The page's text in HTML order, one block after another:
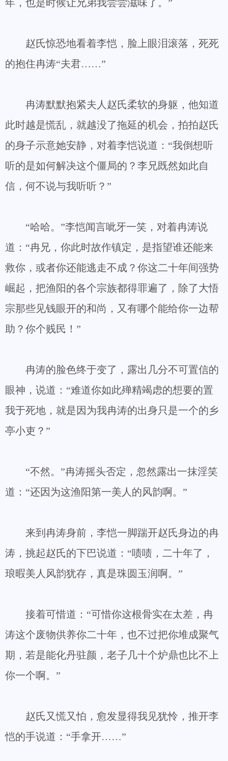
年，也是时候让兄弟我尝尝滋味了。”
赵氏惊恐地看着李恺，脸上眼泪滚落，死死
的抱住冉涛“夫君……”
冉涛默默抱紧夫人赵氏柔软的身躯，他知道
此时越是慌乱，就越没了拖延的机会，拍拍赵氏
的身子示意她安静，对着李恺说道：“我倒想听
听的是如何解决这个僵局的？李兄既然如此自
信，何不说与我听听？”
“哈哈。”李恺闻言呲牙一笑，对着冉涛说
道：“冉兄，你此时故作镇定，是指望谁还能来
救你，或者你还能逃走不成？你这二十年间强势
崛起，把渔阳的各个宗族都得罪遍了，除了大悟
宗那些见钱眼开的和尚，又有哪个能给你一边帮
助？你个贱民！”
冉涛的脸色终于变了，露出几分不可置信的
眼神，说道：“难道你如此殚精竭虑的想要的置
我于死地，就是因为我冉涛的出身只是一个的乡
亭小吏？”
“不然。”冉涛摇头否定，忽然露出一抹淫笑
道：“还因为这渔阳第一美人的风韵啊。”
来到冉涛身前，李恺一脚踹开赵氏身边的冉
涛，挑起赵氏的下巴说道：“啧啧，二十年了，
琅暇美人风韵犹存，真是珠圆玉润啊。”
接着可惜道：“可惜你这根骨实在太差，冉
涛这个废物供养你二十年，也不过把你堆成聚气
期，若是能化丹驻颜，老子几十个炉鼎也比不上
你一个啊。”
赵氏又慌又怕，愈发显得我见犹怜，推开李
恺的手说道：“手拿开……”